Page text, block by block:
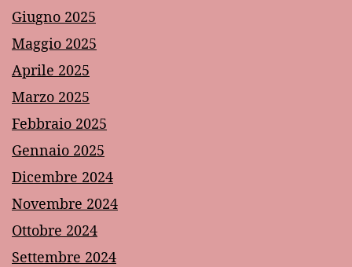
Giugno 2025
Maggio 2025
Aprile 2025
Marzo 2025
Febbraio 2025
Gennaio 2025
Dicembre 2024
Novembre 2024
Ottobre 2024
Settembre 2024